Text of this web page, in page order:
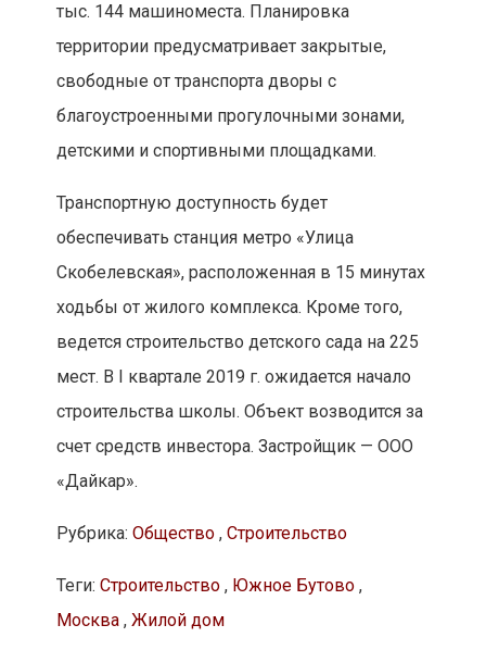
тыс. 144 машиноместа. Планировка
территории предусматривает закрытые,
свободные от транспорта дворы с
благоустроенными прогулочными зонами,
детскими и спортивными площадками.
Транспортную доступность будет
обеспечивать станция метро «Улица
Скобелевская», расположенная в 15 минутах
ходьбы от жилого комплекса. Кроме того,
ведется строительство детского сада на 225
мест. В I квартале 2019 г. ожидается начало
строительства школы. Объект возводится за
счет средств инвестора. Застройщик — ООО
«Дайкар».
Рубрика: Общество, Строительство
Теги: Строительство, Южное Бутово,
Москва, Жилой дом